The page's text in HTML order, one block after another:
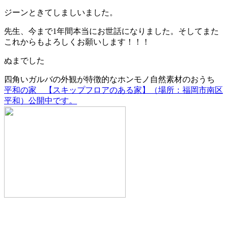
ジーンときてしましいました。
先生、今まで1年間本当にお世話になりました。そしてまた
これからもよろしくお願いします！！！
ぬまでした
四角いガルバの外観が特徴的なホンモノ自然素材のおうち
平和の家 【スキップフロアのある家】（場所：福岡市南区
平和）公開中です。